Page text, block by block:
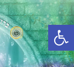
פתח סרגל נגישות